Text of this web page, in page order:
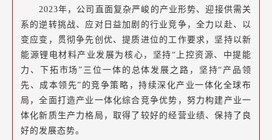
2023年，公司直面复杂严峻的产业形势、迎接供需关
系的逆转挑战、应对日益加剧的行业竞争，全力以赴、以
变应变，贯彻争先创优、提质进位的工作要求，坚持以新
能源锂电材料产业发展为核心，坚持“上控资源、中提能
力、下拓市场”三位一体的总体发展之路，坚持“产品领
先、成本领先”的竞争策略，持续深化产业一体化全球布
局，全面打造产业一体化综合竞争优势，努力构建产业一
体化新质生产力格局，取得了较好的经营业绩、保持了良
好的发展态势。